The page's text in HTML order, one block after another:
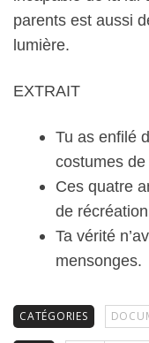
parents est aussi
lumière.
EXTRAIT
Tu as enfilé
costumes
Ces quatre
de
Ta vérité
mensonges.
CATÉGORIES